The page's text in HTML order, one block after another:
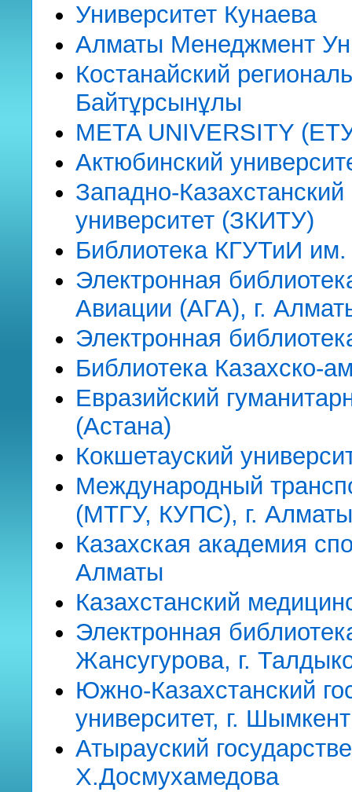
Университет Кунаева
Алматы Менеджмент
Костанайский
Байтұрсынұлы
META UNIVERSITY
Актюбинский
Западно-
университет (ЗКИТУ)
Библиотека КГУТиИ
Электронная
Авиации (АГА), г.
Электронная
Библиотека Казахско-
Евразийский
(Астана)
Кокшетауский
Международный
(МТГУ, КУПС), г. Алматы
Казахская академия
Алматы
Казахстанский
Электронная
Жансугурова, г.
Южно-Казахстанский
университет, г. Шымкент
Атырауский
Х.Досмухамедова